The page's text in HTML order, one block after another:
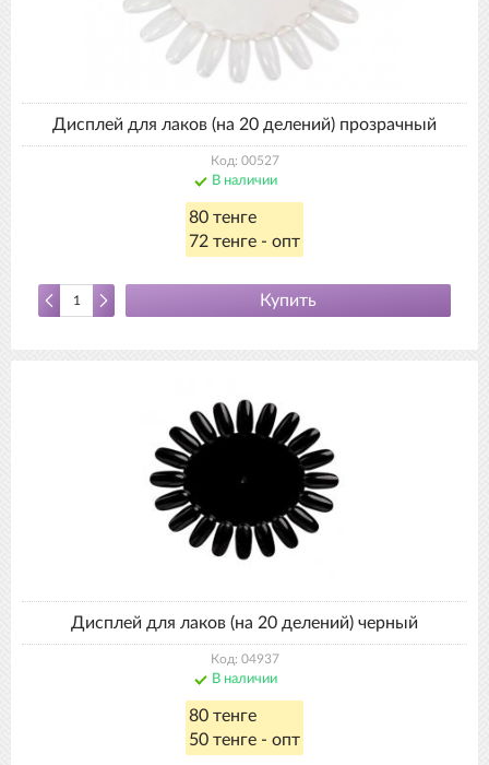
Дисплей для лаков (на 20 делений) прозрачный
Код: 00527
В наличии
80 тенге
72 тенге - опт
Купить
Дисплей для лаков (на 20 делений) черный
Код: 04937
В наличии
80 тенге
50 тенге - опт